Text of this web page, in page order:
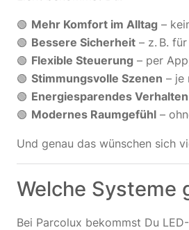
🟢 Mehr Komfort im Alltag –
🟢 Bessere Sicherheit – z. B.
🟢 Flexible Steuerung – per
🟢 Stimmungsvolle Szenen – je
🟢 Energiesparendes Verhalten
🟢 Modernes Raumgefühl –
Und genau das wünschen sich
Welche Systeme
Bei Parcolux bekommst Du